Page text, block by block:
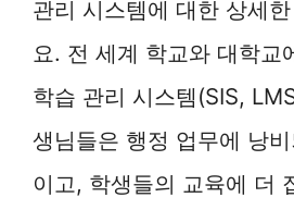
관리 시스템에 대한 상세
요. 전 세계 학교와 대학교
학습 관리 시스템(SIS,
생님들은 행정 업무에 낭
이고, 학생들의 교육에 더